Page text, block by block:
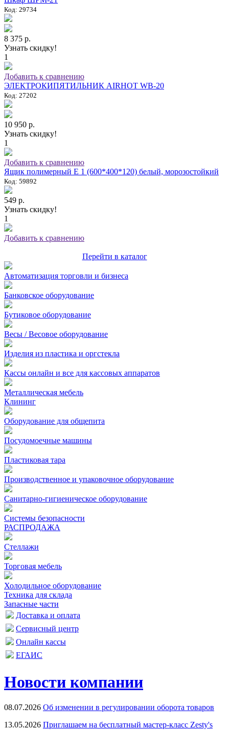
Код: 29734
8 375 р.
Узнать скидку!
1
Добавить к сравнению
ЭЛЕКТРОКИПЯТИЛЬНИК AIRHOT WB-20
Код: 27202
10 950 р.
Узнать скидку!
1
Добавить к сравнению
Ящик полимерный E 1 (600*400*120) белый, морозостойкий
Код: 59892
549 р.
Узнать скидку!
1
Добавить к сравнению
Перейти в каталог
Автоматизация торговли и бизнеса
Банковское оборудование
Бутиковое оборудование
Весы / Весовое оборудование
Изделия из пластика и оргстекла
Кассы онлайн и все для кассовых аппаратов
Металлическая мебель
Клининг
Оборудование для общепита
Посудомоечные машины
Пластиковая тара
Производственное и упаковочное оборудование
Санитарно-гигиеническое оборудование
Системы безопасности
РАСПРОДАЖА
Стеллажи
Торговая мебель
Холодильное оборудование
Техника для склада
Запасные части
Доставка и оплата
Сервисный центр
Онлайн кассы
ЕГАИС
Новости компании
08.07.2026 Об изменении в регулировании оборота товаров
13.05.2026 Приглашаем на бесплатный мастер-класс Zesty's